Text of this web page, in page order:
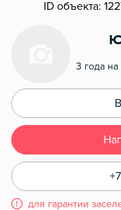
ID объекта:
3 года
для гарантии